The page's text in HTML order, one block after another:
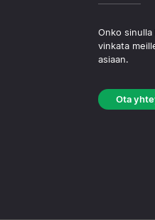
Onko
vinkata
asiaan.
Ota